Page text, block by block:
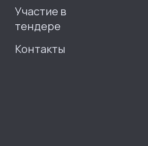
Участие в
тендере
Контакты